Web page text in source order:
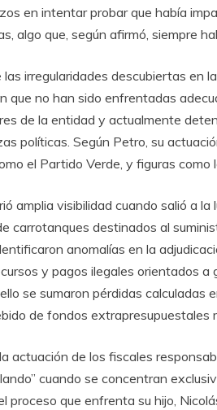
en intentar probar que había
algo que, según afirmó, siempre
irregularidades descubiertas en
que no han sido enfrentadas
de la entidad y actualmente
políticas. Según Petro, su
el Partido Verde, y figuras como
amplia visibilidad cuando salió a
carrotanques destinados al
anomalías en la
y pagos ilegales orientados a
se sumaron pérdidas calculadas
de fondos extrapresupuestales
actuación de los fiscales
cuando se concentran
proceso que enfrenta su hijo,